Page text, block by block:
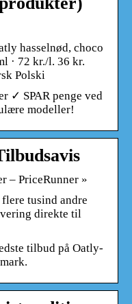
hasselnød, choco
· 72 kr./l. 36 kr.
Polski
✓ SPAR penge ved
modeller!
– PriceRunner »
tusind andre
direkte til
tilbud på Oatly-